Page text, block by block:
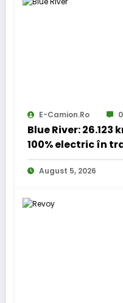
E-Camion.ro 0
Blue River: 26.123
100% electric în
internațional
August 5, 2026